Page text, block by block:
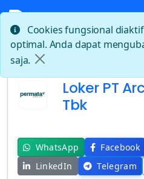
Beranda Loker PT Archi
Loker PT
Tbk
WhatsApp Facebook
LinkedIn
Telegram
Cookies fungsional
optimal. Anda dapat
saja.